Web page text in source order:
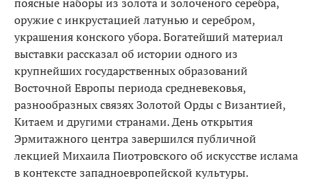
оружие с инкрустацией латунью и серебром,
украшения конского убора. Богатейший материал
выставки рассказал об истории одного из
крупнейших государственных образований
Восточной Европы периода средневековья,
разнообразных связях Золотой Орды с Византией,
Китаем и другими странами. День открытия
Эрмитажного центра завершился публичной
лекцией Михаила Пиотровского об искусстве ислама
в контексте западноевропейской культуры.